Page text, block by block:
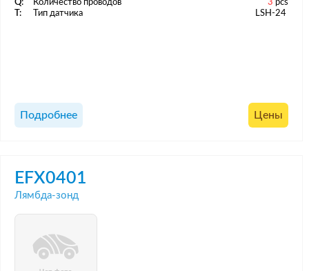
Q:
Количество проводов 3 pcs
T:
Тип датчика LSH-24
Подробнее Цены
EFX0401
Лямбда-зонд